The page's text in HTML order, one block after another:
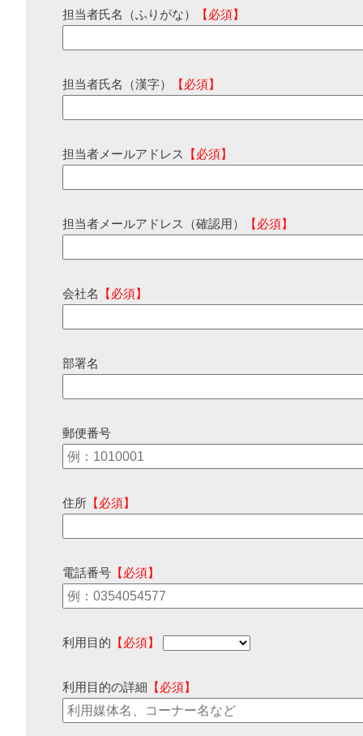
担当者氏名（ふりがな） 【必須】
担当者氏名（漢字） 【必須】
担当者メールアドレス 【必須】
担当者メールアドレス（確認用） 【必須】
会社名 【必須】
部署名
郵便番号
住所 【必須】
電話番号 【必須】
利用目的 【必須】
利用目的の詳細 【必須】